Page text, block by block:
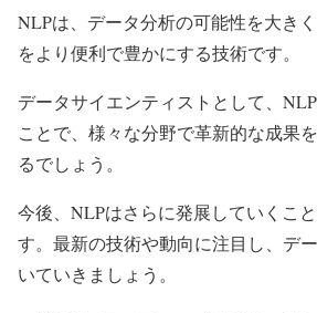
NLPは、データ分析の可能性を大き
をより便利で豊かにする技術です。
データサイエンティストとして、
ことで、様々な分野で革新的な成果
るでしょう。
今後、NLPはさらに発展していくこ
す。最新の技術や動向に注目し、デ
いていきましょう。